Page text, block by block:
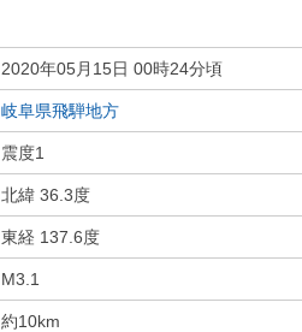
2020年05月15日 00時24分頃
岐阜県飛騨地方
震度1
北緯 36.3度
東経 137.6度
M3.1
約10km